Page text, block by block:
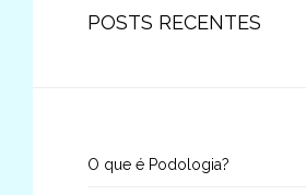
POSTS RECENTES
O que é Podologia?